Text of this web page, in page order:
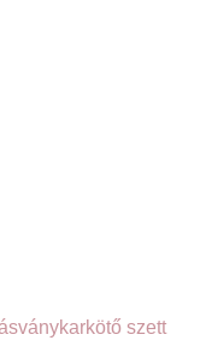
szett